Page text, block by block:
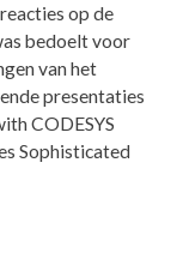
op de
bedoelt voor
van het
presentaties
CODESYS
Sophisticated